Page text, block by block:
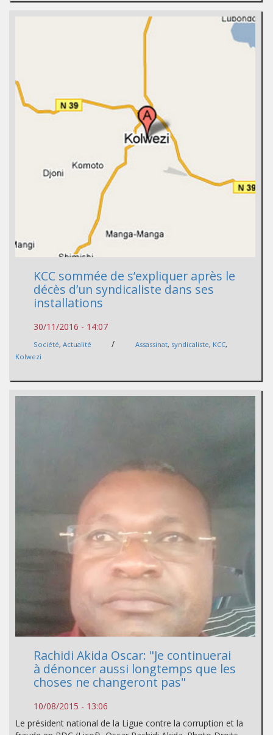
KCC sommée de s’expliquer après le
décès d’un syndicaliste dans ses
installations
30/11/2016 - 14:07
Société, Actualité / Assassinat, syndicaliste, KCC,
Kolwezi
Rachidi Akida Oscar: "Je continuerai
à dénoncer aussi longtemps que les
choses ne changeront pas"
10/08/2015 - 13:06
Le président national de la Ligue contre la corruption et la